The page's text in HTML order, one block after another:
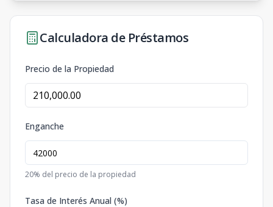
Calculadora de Préstamos
Precio de la Propiedad
Enganche
20% del precio de la propiedad
Tasa de Interés Anual (%)